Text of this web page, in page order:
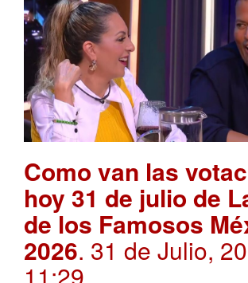
Como van las
hoy 31 de julio de
de los Famosos
2026. 31 de Julio,
11:29